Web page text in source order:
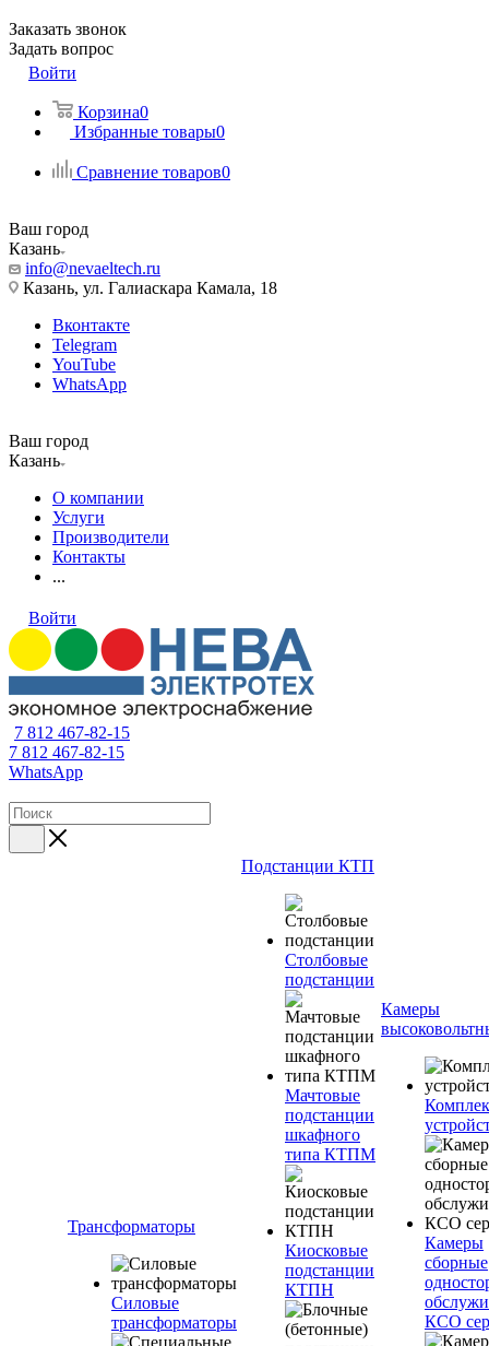
Заказать звонок
Задать вопрос
Войти
Корзина0
Избранные товары0
Сравнение товаров0
Ваш город
Казань
info@nevaeltech.ru
Казань, ул. Галиаскара Камала, 18
Вконтакте
Telegram
YouTube
WhatsApp
Ваш город
Казань
О компании
Услуги
Производители
Контакты
...
Войти
7 812 467-82-15
7 812 467-82-15
WhatsApp
Трансформаторы
Силовые
трансформаторы
Подстанции КТП
Столбовые
подстанции
Мачтовые
подстанции
шкафного
типа КТПМ
Киосковые
подстанции
КТПН
Камеры
Камеры
сборные
КСО